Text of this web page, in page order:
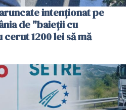
intenționat pe
de "baieții cu
1200 lei să mă